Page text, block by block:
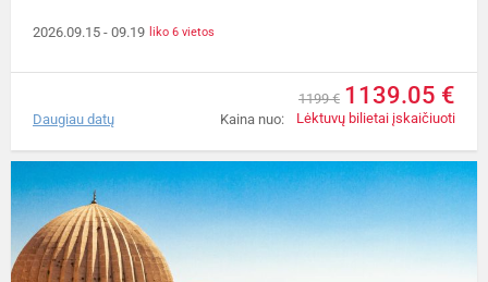
2026.09.15 - 09.19 liko 6 vietos
Kaina nuo:
1199 € 1139.05 €
Lėktuvų bilietai įskaičiuoti
Daugiau datų